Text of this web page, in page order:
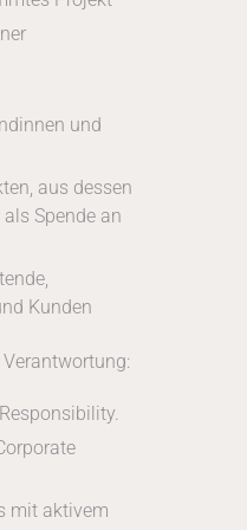
und
aus dessen
Spende an
Kunden
mit aktivem